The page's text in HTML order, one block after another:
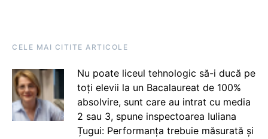
CELE MAI CITITE ARTICOLE
Nu poate liceul tehnologic să-i ducă pe
toți elevii la un Bacalaureat de 100%
absolvire, sunt care au intrat cu media
2 sau 3, spune inspectoarea Iuliana
Țugui: Performanța trebuie măsurată și